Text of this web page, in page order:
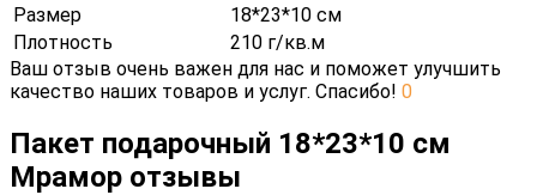
Размер
18*23*10 см
Плотность
210 г/кв.м
Ваш отзыв очень важен для нас и поможет улучшить
качество наших товаров и услуг. Спасибо! 0
Пакет подарочный 18*23*10 см
Мрамор отзывы